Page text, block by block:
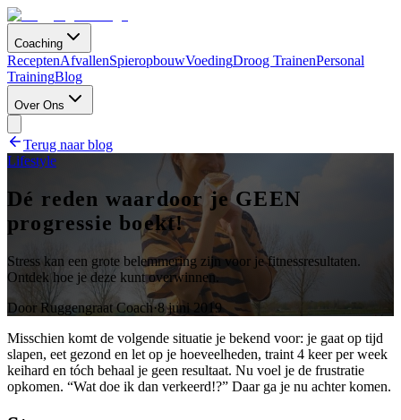
Coaching
ReceptenAfvallenSpieropbouwVoedingDroog TrainenPersonal
TrainingBlog
Over Ons
Terug naar blog
Lifestyle
Dé reden waardoor je GEEN
progressie boekt!
Stress kan een grote belemmering zijn voor je fitnessresultaten.
Ontdek hoe je deze kunt overwinnen.
Door Ruggengraat Coach·8 juni 2019
Misschien komt de volgende situatie je bekend voor: je gaat op tijd
slapen, eet gezond en let op je hoeveelheden, traint 4 keer per week
keihard en tóch behaal je geen resultaat. Nu voel je de frustratie
opkomen. “Wat doe ik dan verkeerd!?” Daar ga je nu achter komen.